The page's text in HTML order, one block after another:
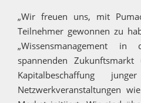
„Wir freuen uns, mit
Teilnehmer gewonnen zu
„Wissensmanagement
spannenden
Kapitalbeschaffung
Netzwerkveranstaltungen